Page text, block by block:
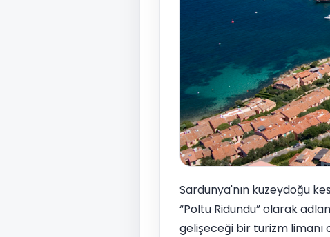
Sardunya'nın kuzeydoğu
“Poltu Ridundu” olarak
gelişeceği bir turizm limanı